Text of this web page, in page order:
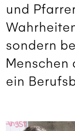
und
sondern
Menschen
ein